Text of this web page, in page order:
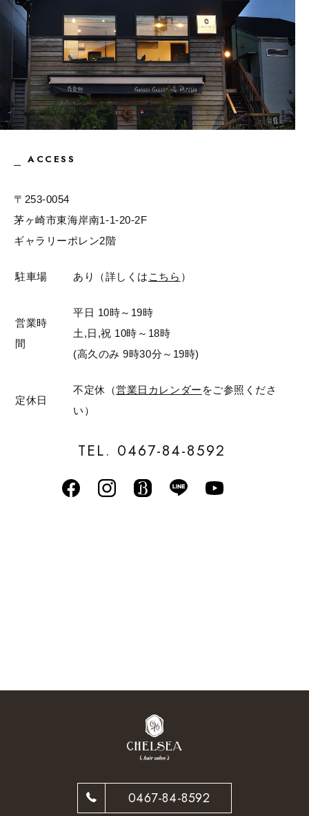
ACCESS
〒253-0054
茅ヶ崎市東海岸南1-1-20-2F
ギャラリーポレン2階
駐車場 あり（詳しくは こちら ）
営業時
間
平日 10時～19時
土,日,祝 10時～18時
(高久のみ 9時30分～19時)
定休日
不定休（営業日カレンダー をご参照くださ
い）
TEL. 0467-84-8592
0467-84-8592